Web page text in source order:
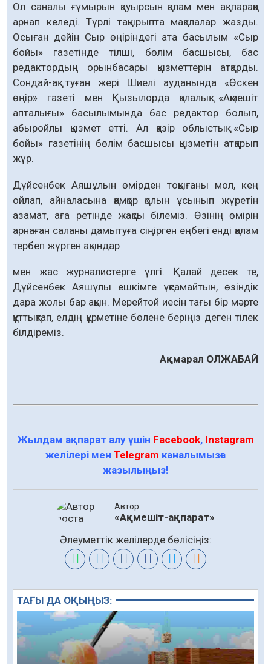
Ол саналы ғұмырын қауырсын қалам мен ақ параққа
арнап келеді. Түрлі тақырыпта мақалалар жазды.
Осыған дейін Сыр өңіріндегі ата басылым «Сыр
бойы» газетінде тілші, бөлім басшысы, бас
редактордың орынбасары қызметтерін атқарды.
Сондай-ақ туған жері Шиелі ауданында «Өскен
өңір» газеті мен Қызылорда қалалық «Ақмешіт
апталығы» басылымында бас редактор болып,
абыройлы қызмет етті. Ал қазір облыстық «Сыр
бойы» газетінің бөлім басшысы қызметін атқарып
жүр.
Дүйсенбек Аяшұлын өмірден тоқығаны мол, кең
ойлап, айналасына қамқор қолын ұсынып жүретін
азамат, аға ретінде жақсы білеміз. Өзінің өмірін
арнаған саланы дамытуға сіңірген еңбегі енді қалам
тербеп жүрген ақындар
мен жас журналистерге үлгі. Қалай десек те,
Дүйсенбек Аяшұлы ешкімге ұқсамайтын, өзіндік
дара жолы бар ақын. Мерейтой иесін тағы бір мәрте
құттықтап, елдің құрметіне бөлене беріңіз деген тілек
білдіреміз.
Ақмарал ОЛЖАБАЙ
Жылдам ақпарат алу үшін Facebook, Instagram
желілері мен Telegram каналымызға
жазылыңыз!
Автор:
«Ақмешіт-ақпарат»
Әлеуметтік желілерде бөлісіңіз:
ТАҒЫ ДА ОҚЫҢЫЗ: